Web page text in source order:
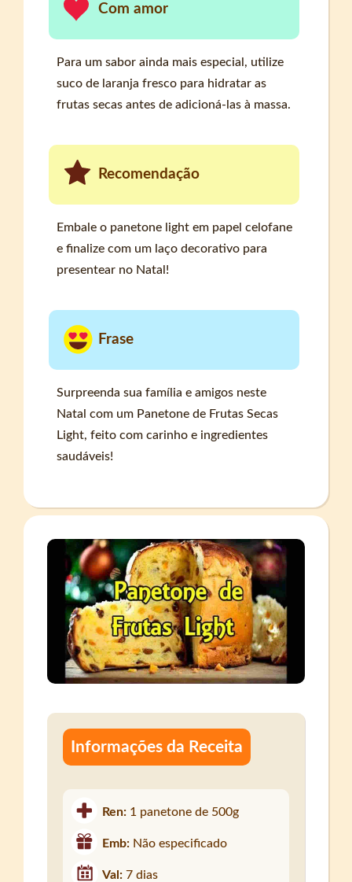
Com amor
Para um sabor ainda mais especial, utilize
suco de laranja fresco para hidratar as
frutas secas antes de adicioná-las à massa.
Recomendação
Embale o panetone light em papel celofane
e finalize com um laço decorativo para
presentear no Natal!
Frase
Surpreenda sua família e amigos neste
Natal com um Panetone de Frutas Secas
Light, feito com carinho e ingredientes
saudáveis!
Informações da Receita
Ren: 1 panetone de 500g
Emb: Não especificado
Val:7 dias